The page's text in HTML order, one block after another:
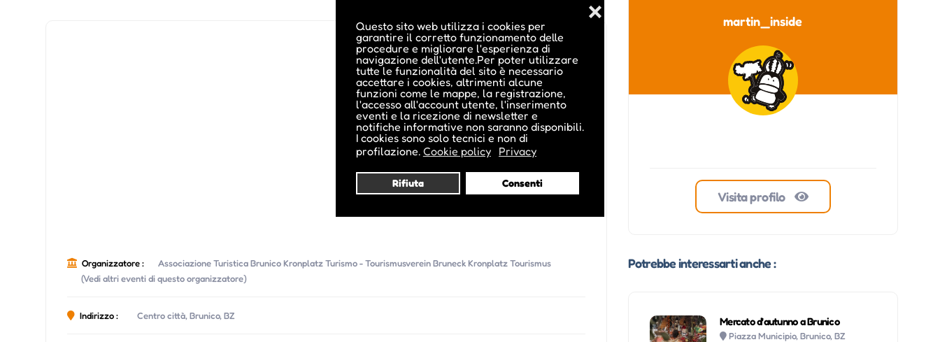
Questo sito web utilizza i cookies per
garantire il corretto funzionamento delle
procedure e migliorare l'esperienza di
navigazione dell'utente.Per poter utilizzare
tutte le funzionalità del sito è necessario
accettare i cookies, altrimenti alcune
funzioni come le mappe, la registrazione,
l'accesso all'account utente, l'inserimento
eventi e la ricezione di newsletter e
notifiche informative non saranno disponibili.
I cookies sono solo tecnici e non di
profilazione. Cookie policy Privacy
Rifiuta Consenti
❌
Organizzatore :
Associazione Turistica Brunico Kronplatz Turismo - Tourismusverein Bruneck Kronplatz Tourismus
(Vedi altri eventi di questo organizzatore)
Indirizzo : Centro città, Brunico, BZ
martin_inside
Visita profilo
Potrebbe interessarti anche :
Mercato d'autunno a Brunico
Piazza Municipio, Brunico, BZ